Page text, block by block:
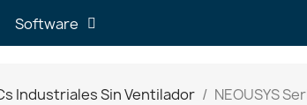
Software
Industriales Sin Ventilador NEOUSYS